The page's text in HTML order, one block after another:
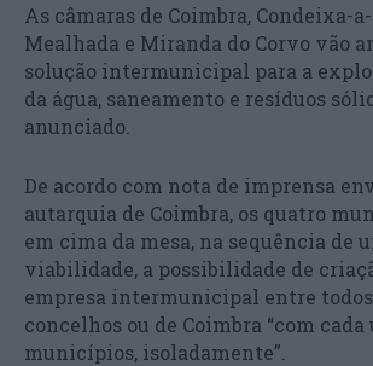
As câmaras de Coimbra, Condeixa-
Mealhada e Miranda do Corvo vão
solução intermunicipal para a
da água, saneamento e resíduos
anunciado.
De acordo com nota de imprensa
autarquia de Coimbra, os quatro
em cima da mesa, na sequência de
viabilidade, a possibilidade de
empresa intermunicipal entre
concelhos ou de Coimbra “com cada
municípios, isoladamente”.